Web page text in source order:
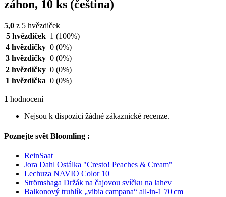
záhon, 10 ks (čeština)
5,0 z 5 hvězdiček
5 hvězdiček 1 (100%)
4 hvězdičky 0 (0%)
3 hvězdičky 0 (0%)
2 hvězdičky 0 (0%)
1 hvězdička 0 (0%)
1 hodnocení
Nejsou k dispozici žádné zákaznické recenze.
Poznejte svět Bloomling :
ReinSaat
Jora Dahl Ostálka "Cresto! Peaches & Cream"
Lechuza NAVIO Color 10
Strömshaga Držák na čajovou svíčku na lahev
Balkonový truhlík „vibia campana“ all‑in‑1 70 cm